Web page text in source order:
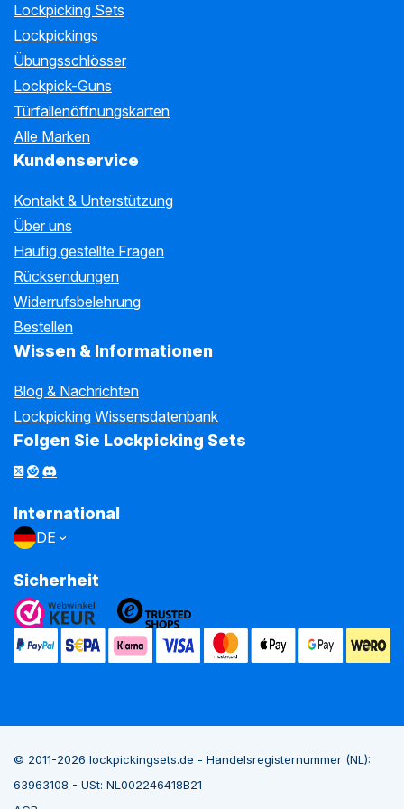
Lockpicking Sets
Lockpickings
Übungsschlösser
Lockpick-Guns
Türfallenöffnungskarten
Alle Marken
Kundenservice
Kontakt & Unterstützung
Über uns
Häufig gestellte Fragen
Rücksendungen
Widerrufsbelehrung
Bestellen
Wissen & Informationen
Blog & Nachrichten
Lockpicking Wissensdatenbank
Folgen Sie Lockpicking Sets
International
DE
Sicherheit
© 2011-2026 lockpickingsets.de - Handelsregisternummer (NL):
63963108 - USt: NL002246418B21